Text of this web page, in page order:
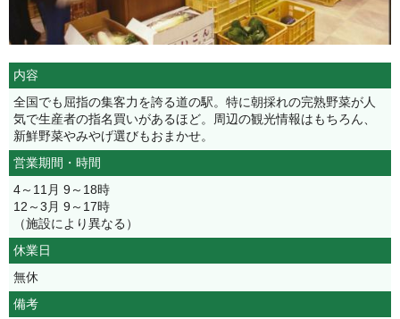
内容
全国でも屈指の集客力を誇る道の駅。特に朝採れの完熟野菜が人
気で生産者の指名買いがあるほど。周辺の観光情報はもちろん、
新鮮野菜やみやげ選びもおまかせ。
営業期間・時間
4～11月 9～18時
12～3月 9～17時
（施設により異なる）
休業日
無休
備考